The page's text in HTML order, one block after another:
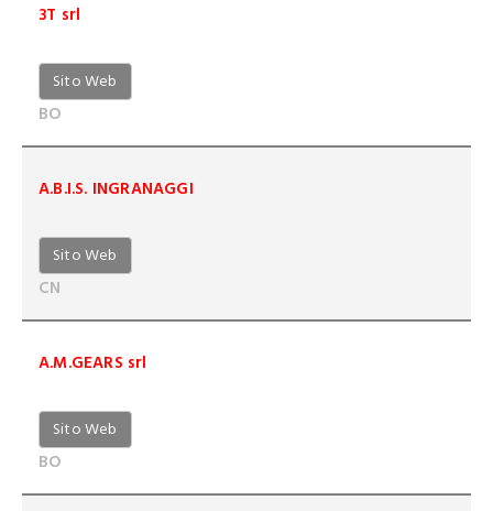
3T srl
Sito Web
BO
A.B.I.S. INGRANAGGI
Sito Web
CN
A.M.GEARS srl
Sito Web
BO